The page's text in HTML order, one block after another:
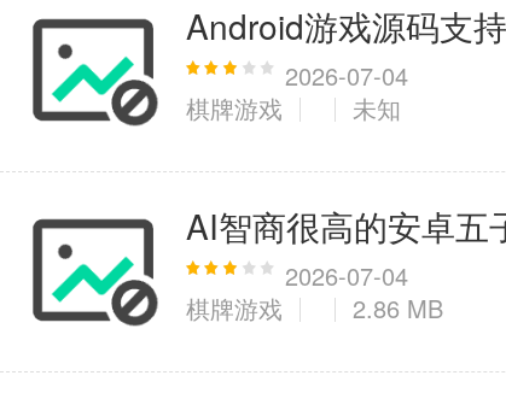
Android游戏源码支
2026-07-04
棋牌游戏
未知
AI智商很高的安卓五
2026-07-04
棋牌游戏
2.86 MB